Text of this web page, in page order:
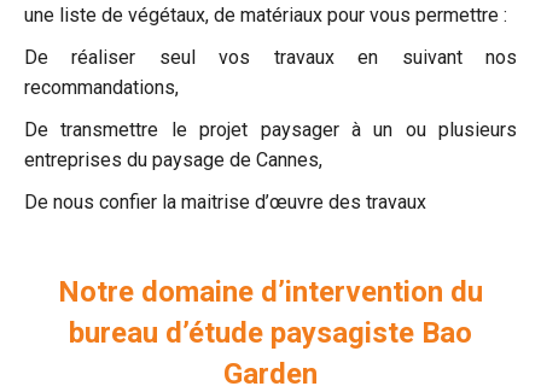
une liste de végétaux, de matériaux pour vous permettre :
De réaliser seul vos travaux en suivant nos
recommandations,
De transmettre le projet paysager à un ou plusieurs
entreprises du paysage de Cannes,
De nous confier la maitrise d’œuvre des travaux
Notre domaine d’intervention du
bureau d’étude paysagiste Bao
Garden